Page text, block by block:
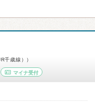
千歳線））
マイナ受付